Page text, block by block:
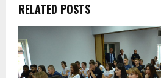
RELATED POSTS